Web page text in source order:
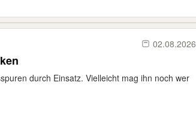
02.08.2026
durch Einsatz. Vielleicht mag ihn noch wer